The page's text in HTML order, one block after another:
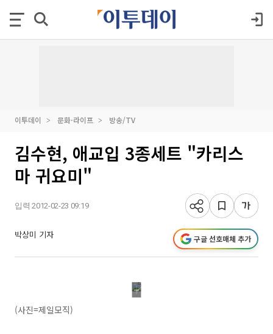
이투데이 문화·라이프 방송/TV
김수현, 애교입 3종세트 "카리스
마 귀요미"
입력 2012-02-23 09:19
박상미 기자 구글 선호매체 추가
(사진=제일모직)